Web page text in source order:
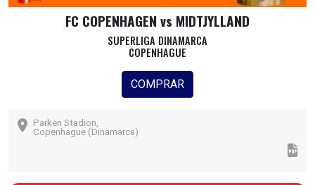
FC COPENHAGEN vs MIDTJYLLAND
SUPERLIGA DINAMARCA
COPENHAGUE
COMPRAR
Parken Stadion,
Copenhague (Dinamarca)